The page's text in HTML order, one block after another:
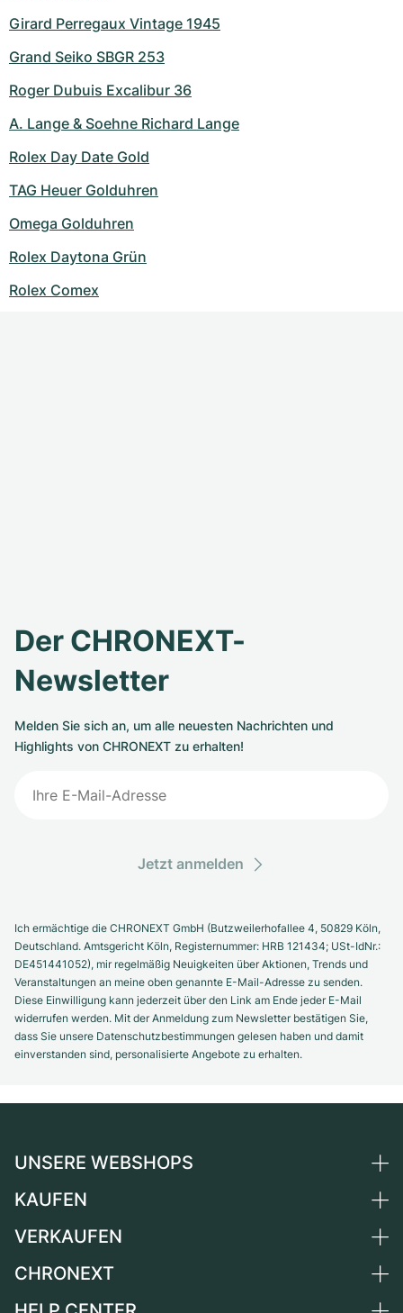
Girard Perregaux Vintage 1945
Grand Seiko SBGR 253
Roger Dubuis Excalibur 36
A. Lange & Soehne Richard Lange
Rolex Day Date Gold
TAG Heuer Golduhren
Omega Golduhren
Rolex Daytona Grün
Rolex Comex
Der CHRONEXT-
Newsletter
Melden Sie sich an, um alle neuesten Nachrichten und
Highlights von CHRONEXT zu erhalten!
Jetzt anmelden
Ich ermächtige die CHRONEXT GmbH (Butzweilerhofallee 4, 50829 Köln,
Deutschland. Amtsgericht Köln, Registernummer: HRB 121434; USt-IdNr.:
DE451441052), mir regelmäßig Neuigkeiten über Aktionen, Trends und
Veranstaltungen an meine oben genannte E-Mail-Adresse zu senden.
Diese Einwilligung kann jederzeit über den Link am Ende jeder E-Mail
widerrufen werden. Mit der Anmeldung zum Newsletter bestätigen Sie,
dass Sie unsere Datenschutzbestimmungen gelesen haben und damit
einverstanden sind, personalisierte Angebote zu erhalten.
UNSERE WEBSHOPS
Deutschland
Schweiz
Frankreich
KAUFEN
Alle Luxusuhren
VERKAUFEN
Uhr verkaufen
CHRONEXT
Über uns